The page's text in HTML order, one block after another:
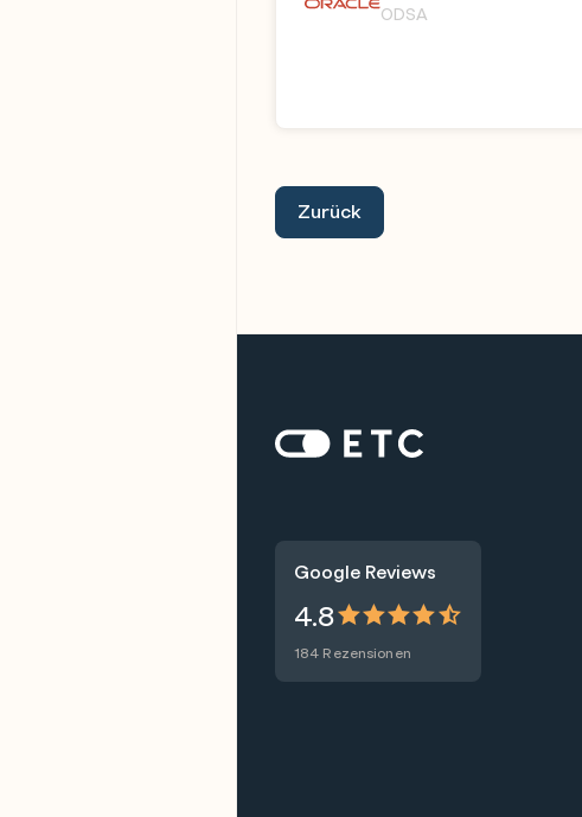
ODSA
Zurück
Zur Startseite: ETC
Google Reviews
4.8
184 Rezensionen